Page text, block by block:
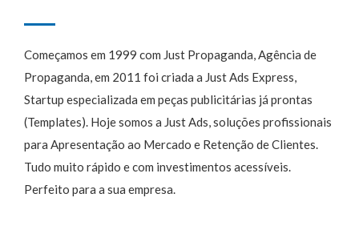
Começamos em 1999 com Just Propaganda, Agência de
Propaganda, em 2011 foi criada a Just Ads Express,
Startup especializada em peças publicitárias já prontas
(Templates). Hoje somos a Just Ads, soluções profissionais
para Apresentação ao Mercado e Retenção de Clientes.
Tudo muito rápido e com investimentos acessíveis.
Perfeito para a sua empresa.